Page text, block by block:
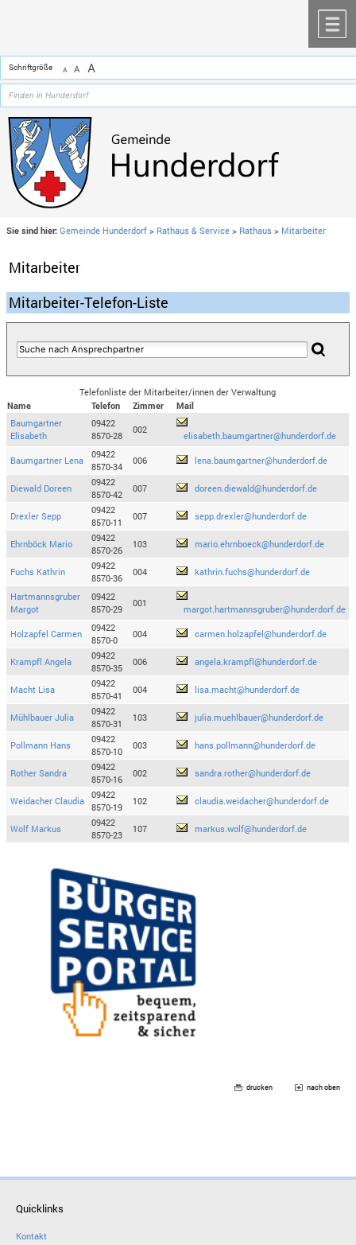
Schriftgröße A A A
Sie sind hier: Gemeinde Hunderdorf > Rathaus & Service > Rathaus > Mitarbeiter
Mitarbeiter
Mitarbeiter-Telefon-Liste
Telefonliste der Mitarbeiter/innen der Verwaltung
Name
Telefon Zimmer
Mail
Baumgartner
Elisabeth
09422
8570-28
002
elisabeth.baumgartner@hunderdorf.de
Baumgartner Lena
09422
8570-34
006 lena.baumgartner@hunderdorf.de
Diewald Doreen
09422
8570-42
007 doreen.diewald@hunderdorf.de
Drexler Sepp
09422
8570-11
007 sepp.drexler@hunderdorf.de
Ehrnböck Mario
09422
8570-26
103 mario.ehrnboeck@hunderdorf.de
Fuchs Kathrin
09422
8570-36
004 kathrin.fuchs@hunderdorf.de
Hartmannsgruber
Margot
09422
8570-29
001
margot.hartmannsgruber@hunderdorf.de
Holzapfel Carmen
09422
8570-0
004 carmen.holzapfel@hunderdorf.de
Krampfl Angela
09422
8570-35
006 angela.krampfl@hunderdorf.de
Macht Lisa
09422
8570-41
004 lisa.macht@hunderdorf.de
Mühlbauer Julia
09422
8570-31
103 julia.muehlbauer@hunderdorf.de
Pollmann Hans
09422
8570-10
003 hans.pollmann@hunderdorf.de
Rother Sandra
09422
8570-16
002 sandra.rother@hunderdorf.de
Weidacher Claudia
09422
8570-19
102 claudia.weidacher@hunderdorf.de
Wolf Markus
09422
8570-23
107 markus.wolf@hunderdorf.de
drucken nach oben
Quicklinks
Kontakt